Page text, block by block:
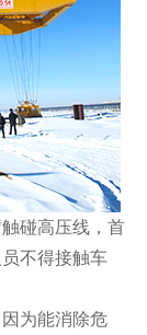
碰高压线，首
不得接触车
为能消除危